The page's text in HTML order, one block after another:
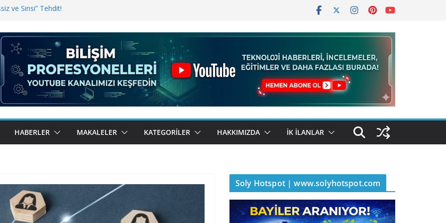
ve Sinsi” Tehdit!
Bugün BulutTahsilat’ta
Kemal Oral Tüm Sorularımızı
HABERLER MAKALELER KATEGORILER HAKKIMIZDA İK İLANLAR
Soly Hotspot | www.solyhotspot.com